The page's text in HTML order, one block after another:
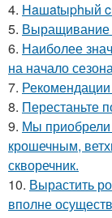
4. Haшatыphый
5. Выращивание
6. Наиболее
на начало
7. Рекомендации
8. Перестаньте
9. Мы приобрели
крошечным,
скворечник.
10. Вырастить
вполне